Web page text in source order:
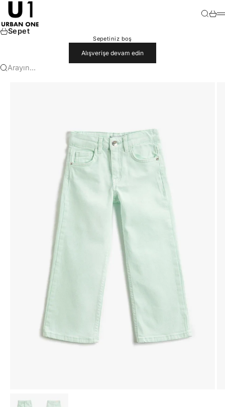
İçeriğe geç
AraSepet
Sepet
Sepetiniz boş
Alışverişe devam edin
Arayın...
Yakınlaştır